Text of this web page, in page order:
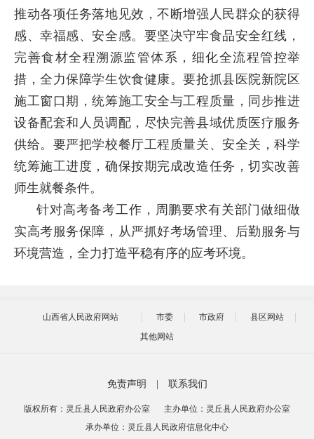
推动各项任务落地见效，不断增强人民群众的获得
感、幸福感、安全感。要坚决守牢食品安全红线，
完善食材全程溯源监管体系，细化全流程管控举
措，全力保障学生饮食健康。要抢抓县医院新院区
施工窗口期，统筹施工安全与工程质量，同步推进
设备配套和人员调配，尽快完善县域优质医疗服务
供给。要严把学校餐厅工程质量关、安全关，科学
统筹施工进度，确保按期完成改造任务，切实改善
师生就餐条件。
针对高考备考工作，周鹏要求有关部门做细做
实高考服务保障，从严抓好考场管理、后勤服务与
环境营造，全力打造平稳有序的应考环境。
山西省人民政府网站 市委 市政府
县区网站
其他网站
免责声明 联系我们
版权所有：灵丘县人民政府办公室
主办单位：灵丘县人民政府办公室
承办单位：灵丘县人民政府信息化中心